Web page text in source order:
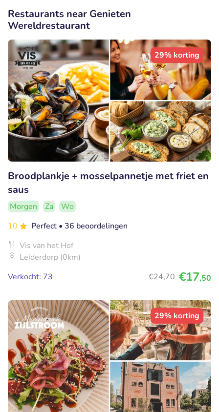
Restaurants near Genieten
Wereldrestaurant
29% korting
Broodplankje + mosselpannetje met friet en
saus
Morgen Za
Wo
10
Perfect • 36 beoordelingen
Vis van het Hof
Leiderdorp (0km)
Verkocht: 73
€24,70 €17,50
29% korting